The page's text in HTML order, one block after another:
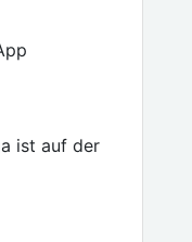
ist auf der